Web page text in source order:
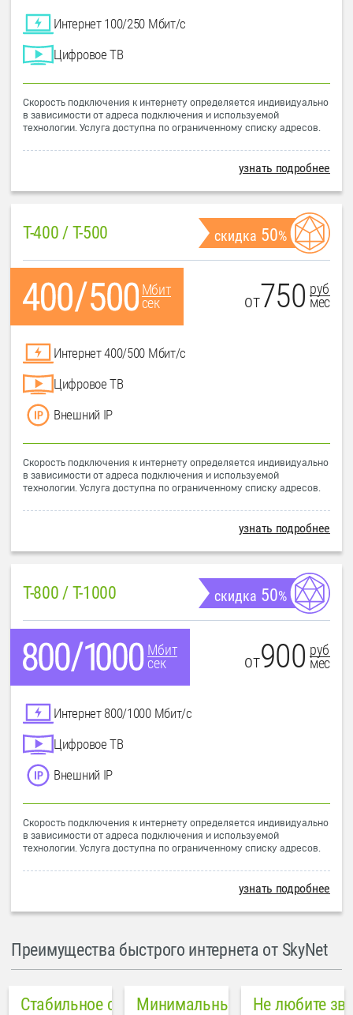
Интернет 100/250 Мбит/с
Цифровое ТВ
Скорость подключения к интернету определяется индивидуально
в зависимости от адреса подключения и используемой
технологии. Услуга доступна по ограниченному списку адресов.
узнать подробнее
T-400 / T-500 скидка 50%
Мбит
сек
от750 руб
мес
Интернет 400/500 Мбит/с
Цифровое ТВ
Внешний IP
Скорость подключения к интернету определяется индивидуально
в зависимости от адреса подключения и используемой
технологии. Услуга доступна по ограниченному списку адресов.
узнать подробнее
T-800 / T-1000 скидка 50%
Мбит
сек
от900 руб
мес
Интернет 800/1000 Мбит/с
Цифровое ТВ
Внешний IP
Скорость подключения к интернету определяется индивидуально
в зависимости от адреса подключения и используемой
технологии. Услуга доступна по ограниченному списку адресов.
узнать подробнее
Преимущества быстрого интернета от SkyNet
Стабильное соединениеМинимальный пинг в городе
Не любите